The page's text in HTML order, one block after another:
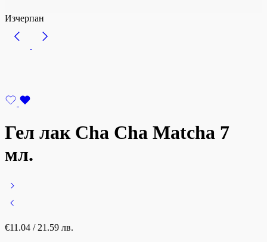
Изчерпан
Гел лак Cha Cha Matcha 7
мл.
€11.04 / 21.59 лв.